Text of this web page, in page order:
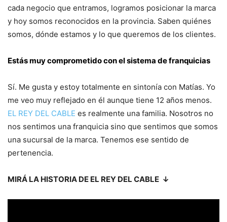
cada negocio que entramos, logramos posicionar la marca
y hoy somos reconocidos en la provincia. Saben quiénes
somos, dónde estamos y lo que queremos de los clientes.
Estás muy comprometido con el sistema de franquicias
Sí. Me gusta y estoy totalmente en sintonía con Matías. Yo
me veo muy reflejado en él aunque tiene 12 años menos.
EL REY DEL CABLE es realmente una familia. Nosotros no
nos sentimos una franquicia sino que sentimos que somos
una sucursal de la marca. Tenemos ese sentido de
pertenencia.
MIRÁ LA HISTORIA DE EL REY DEL CABLE ↓